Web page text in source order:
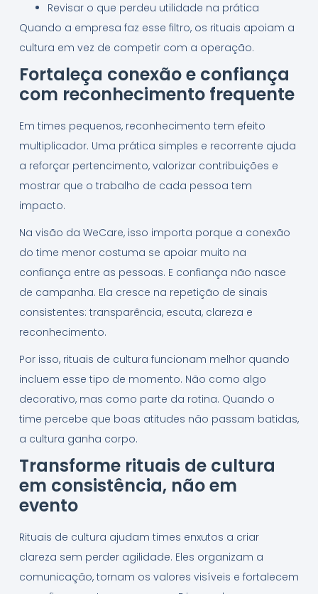
Revisar o que perdeu utilidade na prática
Quando a empresa faz esse filtro, os rituais apoiam a
cultura em vez de competir com a operação.
Fortaleça conexão e confiança
com reconhecimento frequente
Em times pequenos, reconhecimento tem efeito
multiplicador. Uma prática simples e recorrente ajuda
a reforçar pertencimento, valorizar contribuições e
mostrar que o trabalho de cada pessoa tem
impacto.
Na visão da WeCare, isso importa porque a conexão
do time menor costuma se apoiar muito na
confiança entre as pessoas. E confiança não nasce
de campanha. Ela cresce na repetição de sinais
consistentes: transparência, escuta, clareza e
reconhecimento.
Por isso, rituais de cultura funcionam melhor quando
incluem esse tipo de momento. Não como algo
decorativo, mas como parte da rotina. Quando o
time percebe que boas atitudes não passam batidas,
a cultura ganha corpo.
Transforme rituais de cultura
em consistência, não em
evento
Rituais de cultura ajudam times enxutos a criar
clareza sem perder agilidade. Eles organizam a
comunicação, tornam os valores visíveis e fortalecem